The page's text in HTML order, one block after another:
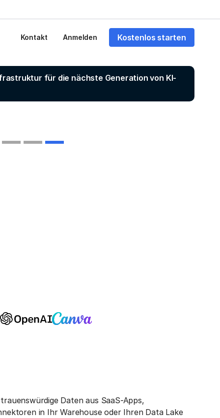
Kontakt Anmelden Kostenlos starten
für die nächste Generation von KI-
Daten aus SaaS-Apps,
in Ihr Warehouse oder Ihren Data Lake